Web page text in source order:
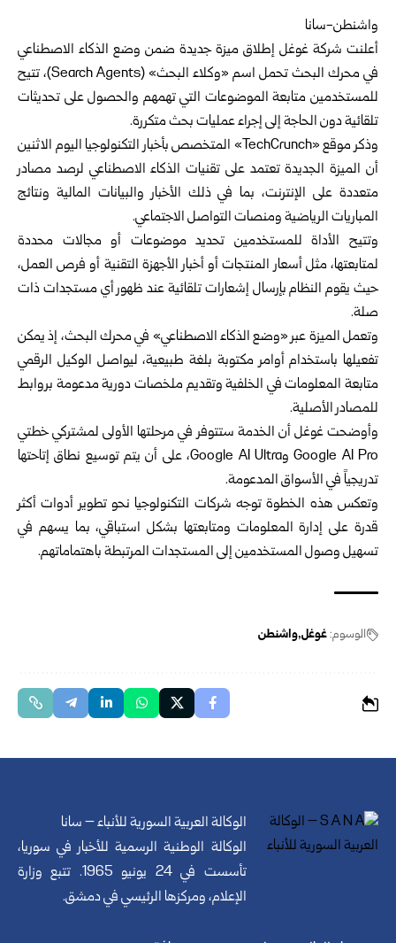
واشنطن-سانا
أعلنت شركة غوغل إطلاق ميزة جديدة ضمن وضع الذكاء الاصطناعي
في محرك البحث تحمل اسم «وكلاء البحث» (Search Agents)، تتيح
للمستخدمين متابعة الموضوعات التي تهمهم والحصول على تحديثات
تلقائية دون الحاجة إلى إجراء عمليات بحث متكررة.
وذكر موقع «TechCrunch» المتخصص بأخبار التكنولوجيا اليوم الاثنين
أن الميزة الجديدة تعتمد على تقنيات الذكاء الاصطناعي لرصد مصادر
متعددة على الإنترنت، بما في ذلك الأخبار والبيانات المالية ونتائج
المباريات الرياضية ومنصات التواصل الاجتماعي.
وتتيح الأداة للمستخدمين تحديد موضوعات أو مجالات محددة
لمتابعتها، مثل أسعار المنتجات أو أخبار الأجهزة التقنية أو فرص العمل،
حيث يقوم النظام بإرسال إشعارات تلقائية عند ظهور أي مستجدات ذات
صلة.
وتعمل الميزة عبر «وضع الذكاء الاصطناعي» في محرك البحث، إذ يمكن
تفعيلها باستخدام أوامر مكتوبة بلغة طبيعية، ليواصل الوكيل الرقمي
متابعة المعلومات في الخلفية وتقديم ملخصات دورية مدعومة بروابط
للمصادر الأصلية.
وأوضحت غوغل أن الخدمة ستتوفر في مرحلتها الأولى لمشتركي خطتي
Google AI Pro وGoogle AI Ultra، على أن يتم توسيع نطاق إتاحتها
تدريجياً في الأسواق المدعومة.
وتعكس هذه الخطوة توجه شركات التكنولوجيا نحو تطوير أدوات أكثر
قدرة على إدارة المعلومات ومتابعتها بشكل استباقي، بما يسهم في
تسهيل وصول المستخدمين إلى المستجدات المرتبطة باهتماماتهم.
الوسوم:غوغل واشنطن
الوكالة العربية السورية للأنباء – سانا
الوكالة الوطنية الرسمية للأخبار في سوريا،
تأسست في 24 يونيو 1965. تتبع وزارة
الإعلام، ومركزها الرئيسي في دمشق.